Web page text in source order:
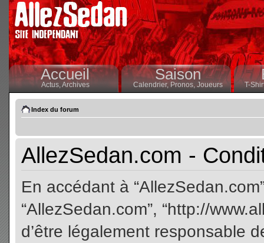
Accueil
Actus,Archives
Saison
Calendrier,Pronos, Joueurs T-
Index du forum
AllezSedan.com -
En accédant à
“AllezSedan.com”, “http://
d’être légalement responsable